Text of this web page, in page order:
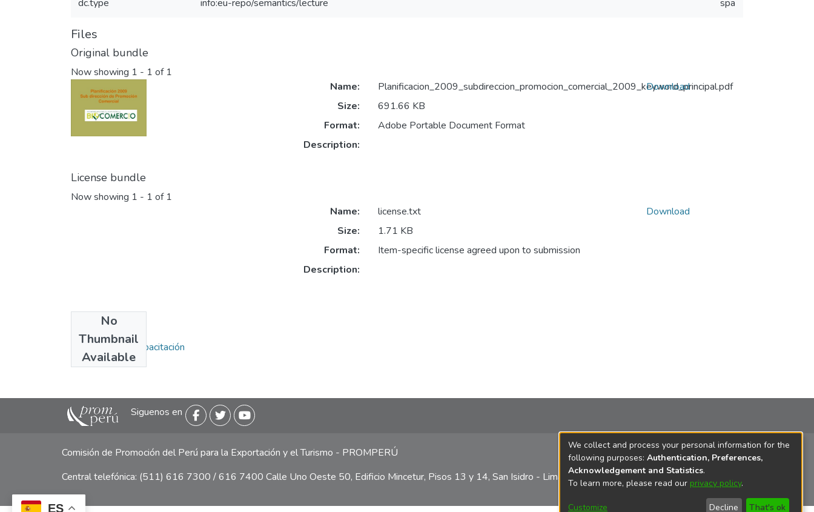
ES
dc.type info:eu-repo/semantics/lecture spa
Files
Original bundle
Now showing 1 - 1 of 1
Name:
Planificacion_2009_subdireccion_promocion_comercial_2009_keyword_principal.pdf
Size:
691.66 KB
Format:
Adobe Portable Document Format
Description:
Download
License bundle
Now showing 1 - 1 of 1
No
Thumbnail
Available
Name:
license.txt
Size:
1.71 KB
Format:
Item-specific license agreed upon to submission
Description:
Download
Collections
Programas de Capacitación
Siguenos en
Comisión de Promoción del Perú para la Exportación y el Turismo - PROMPERÚ
Central telefónica: (511) 616 7300 / 616 7400 Calle Uno Oeste 50, Edificio Mincetur, Pisos 13 y 14, San Isidro - Lima
We collect and process your personal information for the
following purposes: Authentication, Preferences,
Acknowledgement and Statistics.
To learn more, please read our privacy policy.
Customize Decline That's ok